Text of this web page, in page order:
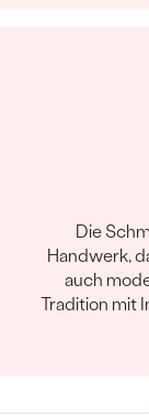
Die
Handwerk,
auch
Tradition mit